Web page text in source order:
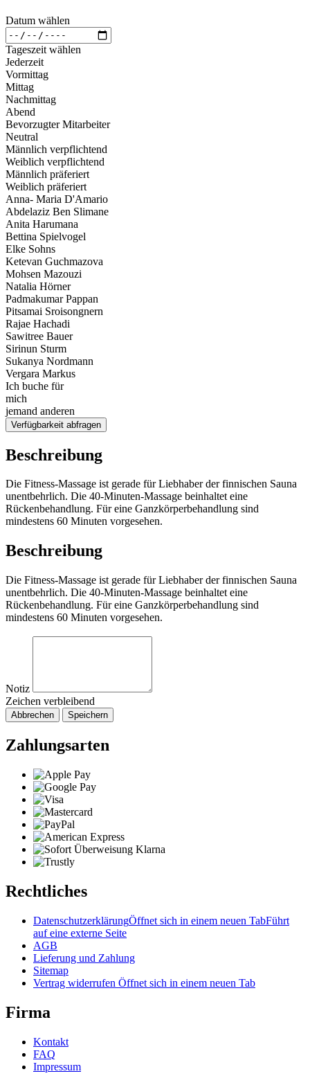
Datum wählen
Tageszeit wählen
Jederzeit
Vormittag
Mittag
Nachmittag
Abend
Bevorzugter Mitarbeiter
Neutral
Männlich verpflichtend
Weiblich verpflichtend
Männlich präferiert
Weiblich präferiert
Anna- Maria D'Amario
Abdelaziz Ben Slimane
Anita Harumana
Bettina Spielvogel
Elke Sohns
Ketevan Guchmazova
Mohsen Mazouzi
Natalia Hörner
Padmakumar Pappan
Pitsamai Sroisongnern
Rajae Hachadi
Sawitree Bauer
Sirinun Sturm
Sukanya Nordmann
Vergara Markus
Ich buche für
mich
jemand anderen
Verfügbarkeit abfragen
Beschreibung
Die Fitness-Massage ist gerade für Liebhaber der finnischen Sauna
unentbehrlich. Die 40-Minuten-Massage beinhaltet eine
Rückenbehandlung. Für eine Ganzkörperbehandlung sind
mindestens 60 Minuten vorgesehen.
Beschreibung
Die Fitness-Massage ist gerade für Liebhaber der finnischen Sauna
unentbehrlich. Die 40-Minuten-Massage beinhaltet eine
Rückenbehandlung. Für eine Ganzkörperbehandlung sind
mindestens 60 Minuten vorgesehen.
Notiz
Zeichen verbleibend
Abbrechen Speichern
Zahlungsarten
Rechtliches
DatenschutzerklärungÖffnet sich in einem neuen TabFührt
auf eine externe Seite
AGB
Lieferung und Zahlung
Sitemap
Vertrag widerrufen Öffnet sich in einem neuen Tab
Firma
Kontakt
FAQ
Impressum